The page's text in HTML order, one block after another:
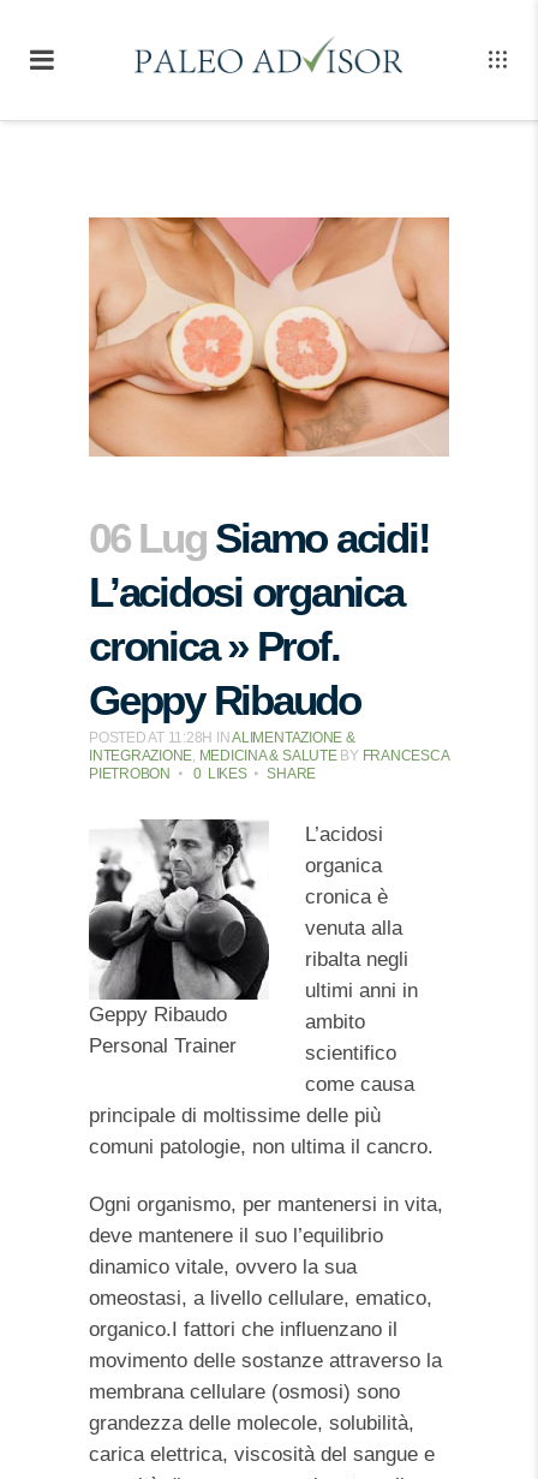
06 LugSiamo acidi!
L’acidosi organica
cronica » Prof.
Geppy Ribaudo
POSTED AT 11:28H INALIMENTAZIONE &
INTEGRAZIONE, MEDICINA & SALUTE BY FRANCESCA
PIETROBON
0 LIKES SHARE
Geppy Ribaudo
Personal Trainer
L’acidosi
organica
cronica è
venuta alla
ribalta negli
ultimi anni in
ambito
scientifico
come causa
principale di moltissime delle più
comuni patologie, non ultima il cancro.
Ogni organismo, per mantenersi in vita,
deve mantenere il suo l’equilibrio
dinamico vitale, ovvero la sua
omeostasi, a livello cellulare, ematico,
organico.I fattori che influenzano il
movimento delle sostanze attraverso la
membrana cellulare (osmosi) sono
grandezza delle molecole, solubilità,
carica elettrica, viscosità del sangue e